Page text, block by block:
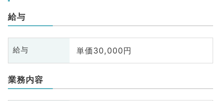
給与
給与 単価30,000円
業務内容